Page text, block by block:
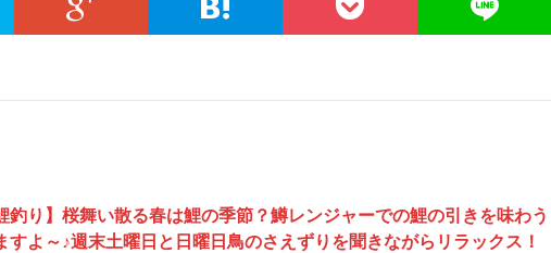
釣り】桜舞い散る春は鯉の季節？鱒レンジャーでの鯉の引きを味わう
すよ～♪週末土曜日と日曜日鳥のさえずりを聞きながらリラックス！